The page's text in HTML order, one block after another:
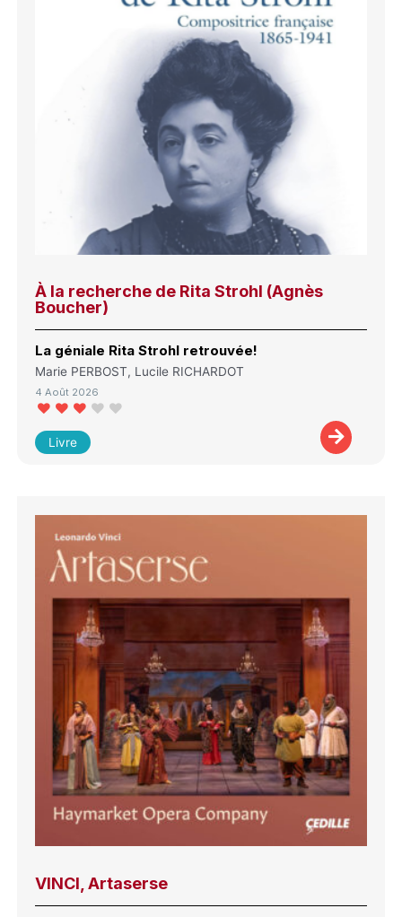
À la recherche de Rita Strohl (Agnès
Boucher)
La géniale Rita Strohl retrouvée!
Marie PERBOST, Lucile RICHARDOT
4 Août 2026
Livre
VINCI, Artaserse